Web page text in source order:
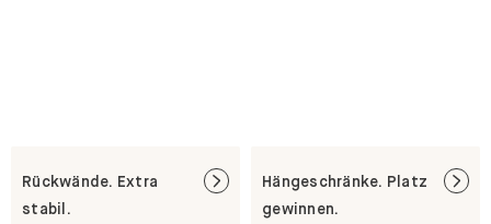
Rückwände. Extra
stabil.
Hängeschränke. Platz
gewinnen.